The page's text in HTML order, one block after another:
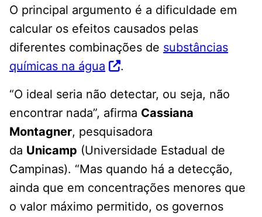
O principal argumento é a dificuldade em
calcular os efeitos causados pelas
diferentes combinações de substâncias
químicas na água
.
“O ideal seria não detectar, ou seja, não
encontrar nada”, afirma Cassiana
Montagner, pesquisadora
da Unicamp (Universidade Estadual de
Campinas). “Mas quando há a detecção,
ainda que em concentrações menores que
o valor máximo permitido, os governos